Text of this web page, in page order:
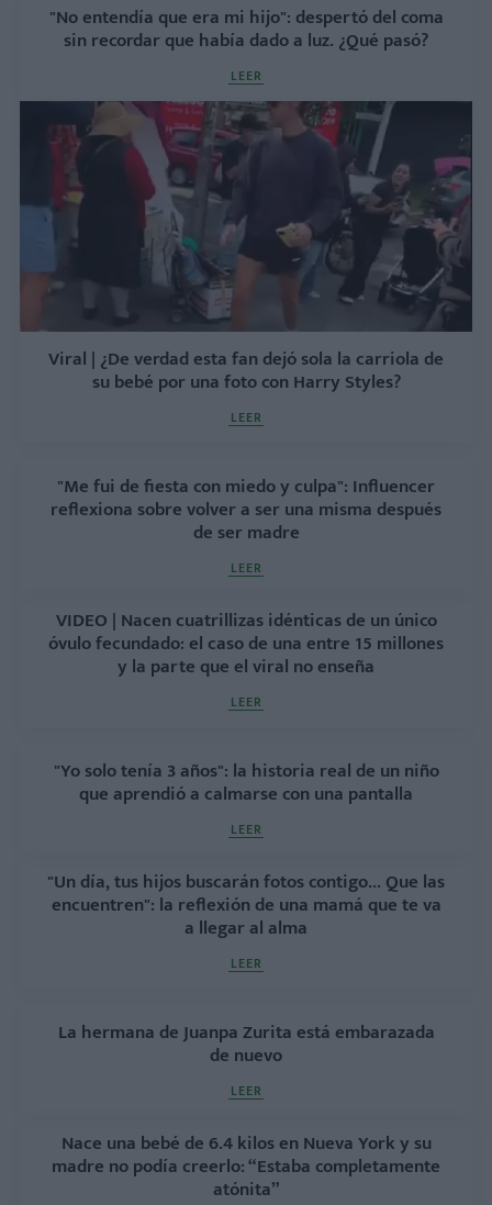
"No entendía que era mi hijo": despertó del coma
sin recordar que había dado a luz. ¿Qué pasó?
LEER
Viral | ¿De verdad esta fan dejó sola la carriola de
su bebé por una foto con Harry Styles?
LEER
"Me fui de fiesta con miedo y culpa": Influencer
reflexiona sobre volver a ser una misma después
de ser madre
LEER
VIDEO | Nacen cuatrillizas idénticas de un único
óvulo fecundado: el caso de una entre 15 millones
y la parte que el viral no enseña
LEER
"Yo solo tenía 3 años": la historia real de un niño
que aprendió a calmarse con una pantalla
LEER
"Un día, tus hijos buscarán fotos contigo... Que las
encuentren": la reflexión de una mamá que te va
a llegar al alma
LEER
La hermana de Juanpa Zurita está embarazada
de nuevo
LEER
Nace una bebé de 6.4 kilos en Nueva York y su
madre no podía creerlo: “Estaba completamente
atónita”